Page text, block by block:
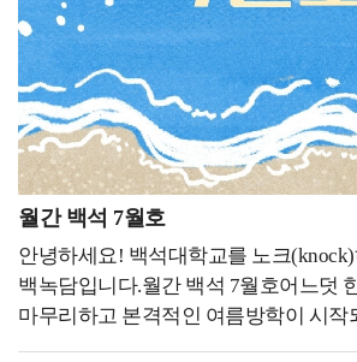
나라의 소중함을 되새기며, 의미 있는
좋겠습니다. 남은 방학 동안 충분한 휴
위한 준비도 차근차근 이어가시길 바라
건강하고 알찬 8월을 보내시기를 백녹
응원하겠습니다!
주변 학우들도 비슷한 고민을 많이 하
점수를 먼저 준비하는 것이 좋을지, 실
아르바이트를 하는 것이 좋을지, 자격증
해외 취업 프로그램에 참여하는 것이
경험을 우선적으로 준비해야 취업 경
있을지 많이 고민하게 됩니다.항공서
할 요소가 다양하기 때문에 무엇부터
막막함을 느끼는 학생들도 많습니다. 그
공유하거나 선배들의 경험을 참고하면
취업 준비 방향을 찾아가는 경우가 많은
공부 외에 대학생활에서 가장 중요하다
월간 백석 7월호
안녕하세요! 백석대학교를 노크
백녹담입니다.월간 백석 7월호어느덧
마무리하고 본격적인 여름방학이 시작